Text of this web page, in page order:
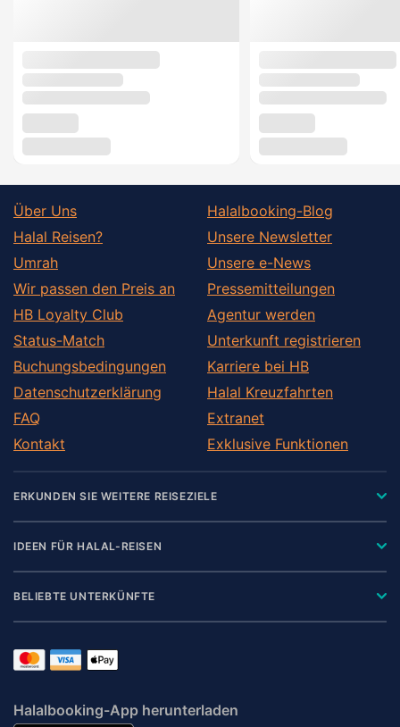
Über Uns
Halal Reisen?
Umrah
Wir passen den Preis an
HB Loyalty Club
Status-Match
Buchungsbedingungen
Datenschutzerklärung
FAQ
Kontakt
Halalbooking-Blog
Unsere Newsletter
Unsere e-News
Pressemitteilungen
Agentur werden
Unterkunft registrieren
Karriere bei HB
Halal Kreuzfahrten
Extranet
Exklusive Funktionen
ERKUNDEN SIE WEITERE REISEZIELE
IDEEN FÜR HALAL-REISEN
BELIEBTE UNTERKÜNFTE
Halalbooking-App herunterladen